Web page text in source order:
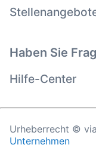
Haben Sie
Hilfe-Center
Urheberrecht ©
Unternehmen